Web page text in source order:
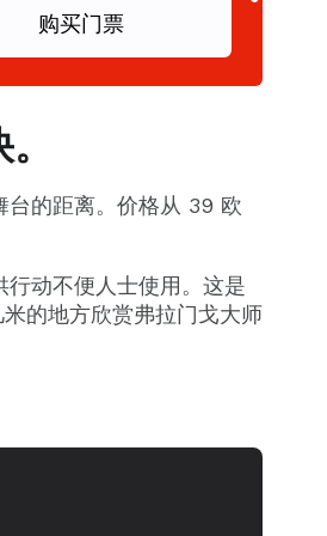
购买门票
台的距离。价格从 39 欧
动不便人士使用。这是
的地方欣赏弗拉门戈大师